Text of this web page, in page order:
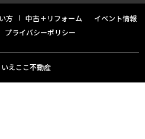
方 中古＋リフォーム
イベント情報
プライバシーポリシー
えここ不動産